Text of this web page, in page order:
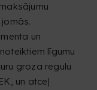
un
līgumu
groza regulu
un atceļ